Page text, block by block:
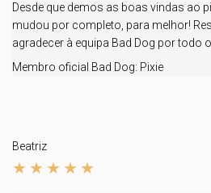
Desde que demos as boas vindas ao
mudou por completo, para melhor!
agradecer à equipa Bad Dog por todo o
Membro oficial Bad Dog: Pixie
Beatriz